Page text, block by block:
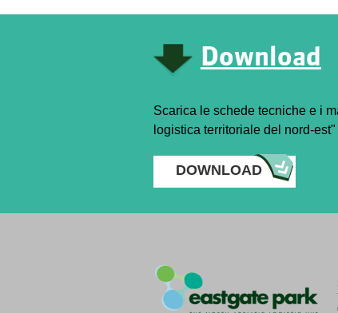
Download
Scarica le schede tecniche e i
logistica territoriale del nord-est"
DOWNLOAD